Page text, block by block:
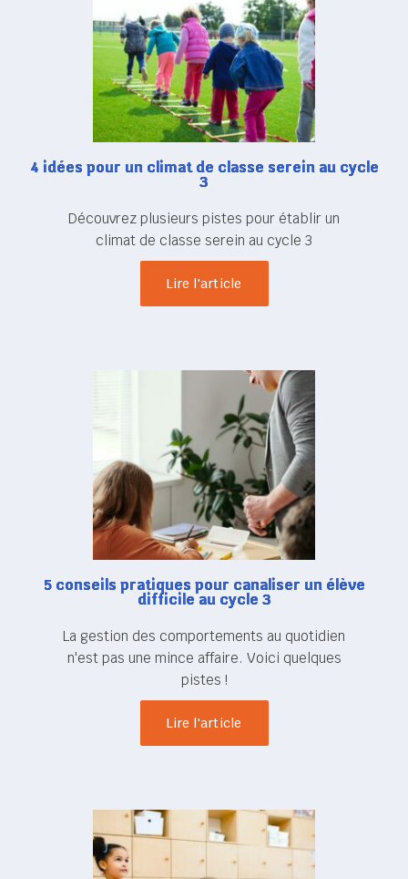
4 idées pour un climat de classe serein au cycle
3
Découvrez plusieurs pistes pour établir un
climat de classe serein au cycle 3
Lire l'article
5 conseils pratiques pour canaliser un élève
difficile au cycle 3
La gestion des comportements au quotidien
n'est pas une mince affaire. Voici quelques
pistes !
Lire l'article